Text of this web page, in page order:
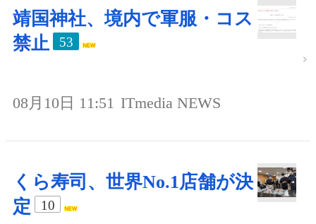
靖国神社、境内で軍服・コス
禁止
53
08月10日 11:51 ITmedia NEWS
くら寿司、世界No.1店舗が決
定
10